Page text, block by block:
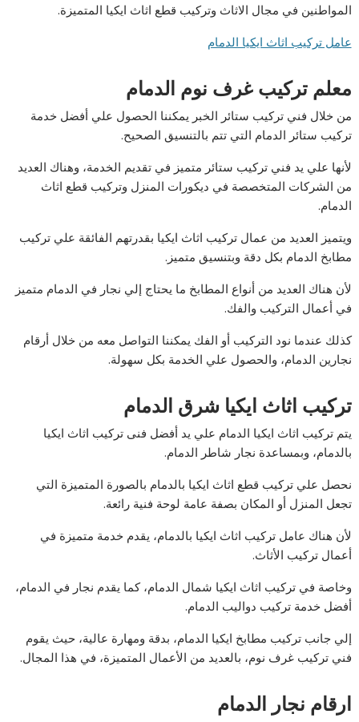
المواطنين في مجال الاثاث وتركيب قطع اثاث ايكيا المتميزة.
عامل تركيب اثاث ايكيا الدمام
معلم تركيب غرف نوم الدمام
من خلال فني تركيب ستائر الخبر يمكننا الحصول علي أفضل خدمة
تركيب ستائر الدمام التي تتم بالتنسيق الصحيح.
لأنها علي يد فني تركيب ستائر متميز في تقديم الخدمة، وهناك العديد
من الشركات المتخصصة في ديكورات المنزل وتركيب قطع اثاث
الدمام.
ويتميز العديد من عمال تركيب اثاث ايكيا بقدرتهم الفائقة علي تركيب
مطابخ الدمام بكل دقة وبتنسيق متميز.
لأن هناك العديد من أنواع المطابخ ما يحتاج إلي نجار في الدمام متميز
في أعمال التركيب والفك.
كذلك عندما نود التركيب أو الفك يمكننا التواصل معه من خلال أرقام
نجارين الدمام، والحصول علي الخدمة بكل سهولة.
تركيب اثاث ايكيا شرق الدمام
يتم تركيب اثاث ايكيا الدمام علي يد أفضل فنى تركيب اثاث ايكيا
بالدمام، وبمساعدة نجار شاطر الدمام.
نحصل علي تركيب قطع اثاث ايكيا بالدمام بالصورة المتميزة التي
تجعل المنزل أو المكان بصفة عامة لوحة فنية رائعة.
لأن هناك عامل تركيب اثاث ايكيا بالدمام، يقدم خدمة متميزة في
أعمال تركيب الأثاث.
وخاصة في تركيب اثاث ايكيا شمال الدمام، كما يقدم نجار في الدمام،
أفضل خدمة تركيب دواليب الدمام.
إلي جانب تركيب مطابخ ايكيا الدمام، بدقة ومهارة عالية، حيث يقوم
فني تركيب غرف نوم، بالعديد من الأعمال المتميزة، في هذا المجال.
ارقام نجار الدمام